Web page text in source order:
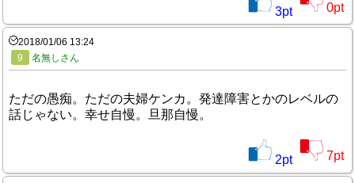
3pt 0pt
2018/01/06 13:24
9
名無しさん
ただの愚痴。ただの夫婦ケンカ。発達障害とかのレベルの
話じゃない。幸せ自慢。旦那自慢。
2pt 7pt